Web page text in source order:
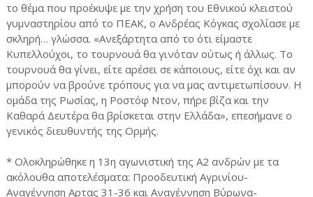
το θέμα που προέκυψε με την χρήση του Εθνικού κλειστού
γυμναστηρίου από το ΠΕΑΚ, ο Ανδρέας Κόγκας σχολίασε με
σκληρή… γλώσσα. «Ανεξάρτητα από το ότι είμαστε
Κυπελλούχοι, το τουρνουά θα γινόταν ούτως ή άλλως. Το
τουρνουά θα γίνει, είτε αρέσει σε κάποιους, είτε όχι και αν
μπορούν να βρούνε τρόπους για να μας αντιμετωπίσουν. Η
ομάδα της Ρωσίας, η Ροστόφ Ντον, πήρε βίζα και την
Καθαρά Δευτέρα θα βρίσκεται στην Ελλάδα», επεσήμανε ο
γενικός διευθυντής της Ορμής.
* Ολοκληρώθηκε η 13η αγωνιστική της Α2 ανδρών με τα
ακόλουθα αποτελέσματα: Προοδευτική Αγρινίου-
Αναγέννηση Αρτας 31-36 και Αναγέννηση Βύρωνα-